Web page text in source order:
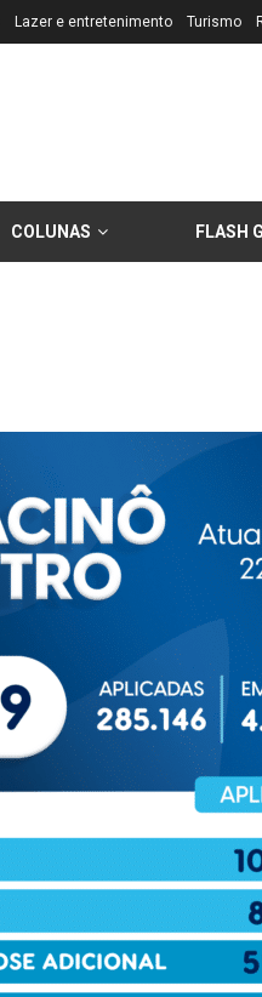
Lazer e entretenimento Turismo
COLUNAS FLASH